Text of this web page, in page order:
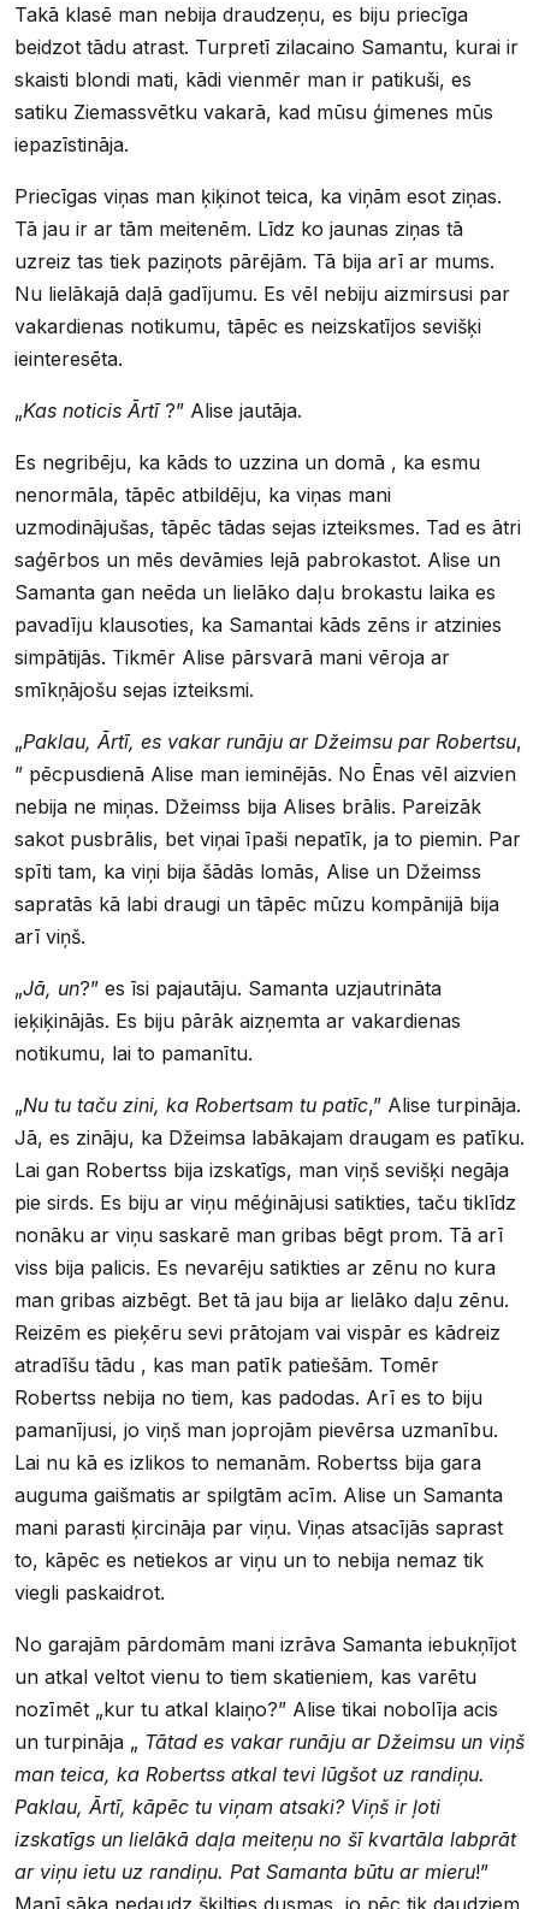
Takā klasē man nebija draudzeņu, es biju priecīga
beidzot tādu atrast. Turpretī zilacaino Samantu, kurai ir
skaisti blondi mati, kādi vienmēr man ir patikuši, es
satiku Ziemassvētku vakarā, kad mūsu ģimenes mūs
iepazīstināja.
Priecīgas viņas man ķiķinot teica, ka viņām esot ziņas.
Tā jau ir ar tām meitenēm. Līdz ko jaunas ziņas tā
uzreiz tas tiek paziņots pārējām. Tā bija arī ar mums.
Nu lielākajā daļā gadījumu. Es vēl nebiju aizmirsusi par
vakardienas notikumu, tāpēc es neizskatījos sevišķi
ieinteresēta.
„Kas noticis Ārtī?” Alise jautāja.
Es negribēju, ka kāds to uzzina un domā , ka esmu
nenormāla, tāpēc atbildēju, ka viņas mani
uzmodinājušas, tāpēc tādas sejas izteiksmes. Tad es ātri
saģērbos un mēs devāmies lejā pabrokastot. Alise un
Samanta gan neēda un lielāko daļu brokastu laika es
pavadīju klausoties, ka Samantai kāds zēns ir atzinies
simpātijās. Tikmēr Alise pārsvarā mani vēroja ar
smīkņājošu sejas izteiksmi.
„Paklau, Ārtī, es vakar runāju ar Džeimsu par Robertsu,
” pēcpusdienā Alise man ieminējās. No Ēnas vēl aizvien
nebija ne miņas. Džeimss bija Alises brālis. Pareizāk
sakot pusbrālis, bet viņai īpaši nepatīk, ja to piemin. Par
spīti tam, ka viņi bija šādās lomās, Alise un Džeimss
sapratās kā labi draugi un tāpēc mūzu kompānijā bija
arī viņš.
„Jā, un?” es īsi pajautāju. Samanta uzjautrināta
ieķiķinājās. Es biju pārāk aizņemta ar vakardienas
notikumu, lai to pamanītu.
„Nu tu taču zini, ka Robertsam tu patīc,” Alise turpināja.
Jā, es zināju, ka Džeimsa labākajam draugam es patīku.
Lai gan Robertss bija izskatīgs, man viņš sevišķi negāja
pie sirds. Es biju ar viņu mēģinājusi satikties, taču tiklīdz
nonāku ar viņu saskarē man gribas bēgt prom. Tā arī
viss bija palicis. Es nevarēju satikties ar zēnu no kura
man gribas aizbēgt. Bet tā jau bija ar lielāko daļu zēnu.
Reizēm es pieķēru sevi prātojam vai vispār es kādreiz
atradīšu tādu , kas man patīk patiešām. Tomēr
Robertss nebija no tiem, kas padodas. Arī es to biju
pamanījusi, jo viņš man joprojām pievērsa uzmanību.
Lai nu kā es izlikos to nemanām. Robertss bija gara
auguma gaišmatis ar spilgtām acīm. Alise un Samanta
mani parasti ķircināja par viņu. Viņas atsacījās saprast
to, kāpēc es netiekos ar viņu un to nebija nemaz tik
viegli paskaidrot.
No garajām pārdomām mani izrāva Samanta iebukņījot
un atkal veltot vienu to tiem skatieniem, kas varētu
nozīmēt „kur tu atkal klaiņo?” Alise tikai nobolīja acis
un turpināja „ Tātad es vakar runāju ar Džeimsu un viņš
man teica, ka Robertss atkal tevi lūgšot uz randiņu.
Paklau, Ārtī, kāpēc tu viņam atsaki? Viņš ir ļoti
izskatīgs un lielākā daļa meiteņu no šī kvartāla labprāt
ar viņu ietu uz randiņu. Pat Samanta būtu ar mieru!”
Manī sāka nedaudz šķilties dusmas, jo pēc tik daudziem